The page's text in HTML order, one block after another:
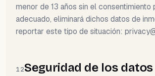
menor de 13 años sin el consentimiento
adecuado, eliminará dichos datos de
reportar este tipo de situación:
12Seguridad de los datos